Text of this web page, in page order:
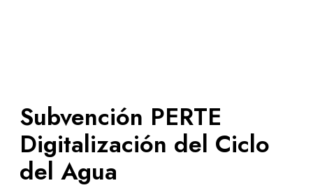
Subvención PERTE
Digitalización del Ciclo
del Agua